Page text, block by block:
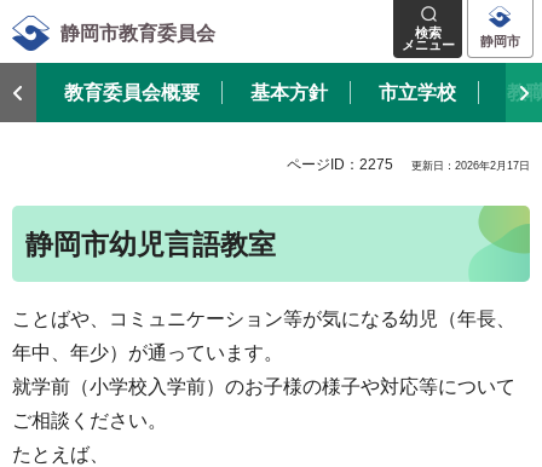
静岡市教育委員会
検索
メニュー
静岡市
教育委員会概要 基本方針 市立学校 教
ページID：2275 更新日：2026年2月17日
静岡市幼児言語教室
ことばや、コミュニケーション等が気になる幼児（年長、
年中、年少）が通っています。
就学前（小学校入学前）のお子様の様子や対応等について
ご相談ください。
たとえば、